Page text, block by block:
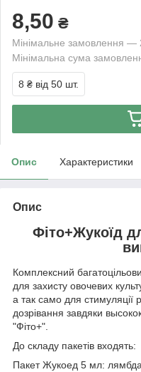
8,50 ₴
Мінімальне замовлення —
Мінімальна сума
8 ₴ від 50 шт.
Опис Характеристики
Опис
Фіто+Жукоїд
Комплексний
для захисту овочевих
а так само для стимуляції
дозрівання завдяки
"Фіто+".
До складу пакетів входять:
Пакет Жукоед 5 мл: